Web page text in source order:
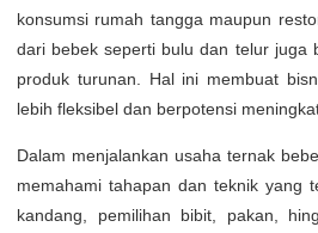
konsumsi rumah tangga maupun
dari bebek seperti bulu dan telur juga
produk turunan. Hal ini membuat
lebih fleksibel dan berpotensi
Dalam menjalankan usaha ternak
memahami tahapan dan teknik yang
kandang, pemilihan bibit, pakan,